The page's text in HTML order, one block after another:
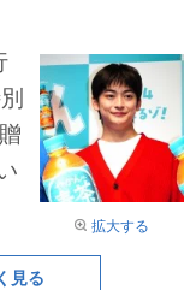
拡大する
見る